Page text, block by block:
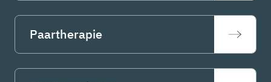
Paartherapie